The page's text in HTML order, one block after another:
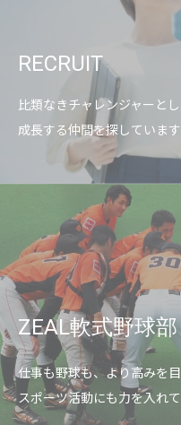
RECRUIT
比類なきチャレンジャーと
成長する仲間を探しています
ZEAL軟式野球部
仕事も野球も、より高みを
スポーツ活動にも力を入れ